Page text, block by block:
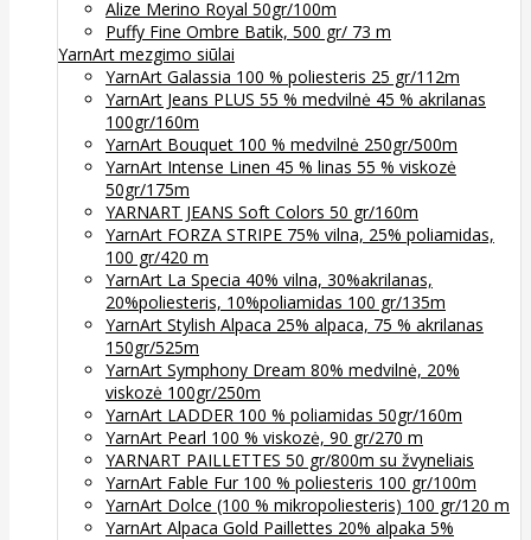
Alize Merino Royal 50gr/100m
Puffy Fine Ombre Batik, 500 gr/ 73 m
YarnArt mezgimo siūlai
YarnArt Galassia 100 % poliesteris 25 gr/112m
YarnArt Jeans PLUS 55 % medvilnė 45 % akrilanas
100gr/160m
YarnArt Bouquet 100 % medvilnė 250gr/500m
YarnArt Intense Linen 45 % linas 55 % viskozė
50gr/175m
YARNART JEANS Soft Colors 50 gr/160m
YarnArt FORZA STRIPE 75% vilna, 25% poliamidas,
100 gr/420 m
YarnArt La Specia 40% vilna, 30%akrilanas,
20%poliesteris, 10%poliamidas 100 gr/135m
YarnArt Stylish Alpaca 25% alpaca, 75 % akrilanas
150gr/525m
YarnArt Symphony Dream 80% medvilnė, 20%
viskozė 100gr/250m
YarnArt LADDER 100 % poliamidas 50gr/160m
YarnArt Pearl 100 % viskozė, 90 gr/270 m
YARNART PAILLETTES 50 gr/800m su žvyneliais
YarnArt Fable Fur 100 % poliesteris 100 gr/100m
YarnArt Dolce (100 % mikropoliesteris) 100 gr/120 m
YarnArt Alpaca Gold Paillettes 20% alpaka 5%